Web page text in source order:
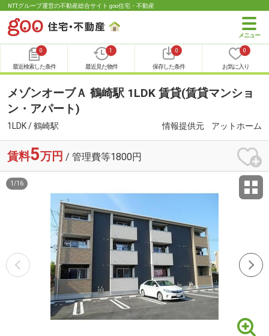
NTTグループ運営の不動産総合サイト goo住宅・不動産
0
最近検索した条件
1
最近見た物件
0
保存した条件
0
お気に入り
メゾンオーブＡ 鶴崎駅 1LDK 賃貸(賃貸マンショ
ン・アパート)
1LDK / 鶴崎駅 情報提供元 アットホーム
賃料5万円 / 管理費等1800円
1 /16